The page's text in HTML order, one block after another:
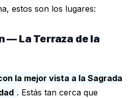
estos son los lugares:
— La Terraza de la
la mejor vista a la Sagrada
. Estás tan cerca que